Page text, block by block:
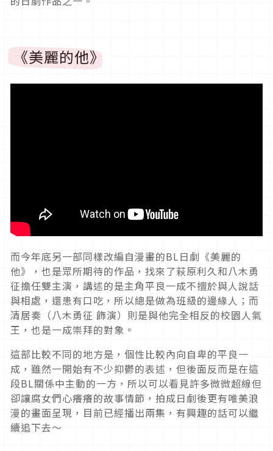
《美麗的他》
而今年底另一部同樣改編自漫畫的BL日劇《美麗的
他》，也是眾所期待的作品，找來了萩原利久和八木勇
征擔任雙主演，講述的是主角平良一成不擅於與人說話
與相處，還患有口吃，所以總是做為班級的邊緣人；而
清居奏（八木勇征 飾演）則是與他完全相反的校園人氣
王，也是一成崇拜的對象。
這部比較不同的地方是，個性比較內向自卑的平良一
成，雖然一開始有不少抑鬱的表述，但後面反而是在這
段BL關係中主動的一方，所以可以看見許多微微超線但
卻讓腐女們心癢癢的故事情節，拍成日劇後更有唯美浪
漫的畫面呈現，目前已經播出兩集，有興趣的話可以繼
續追下去～